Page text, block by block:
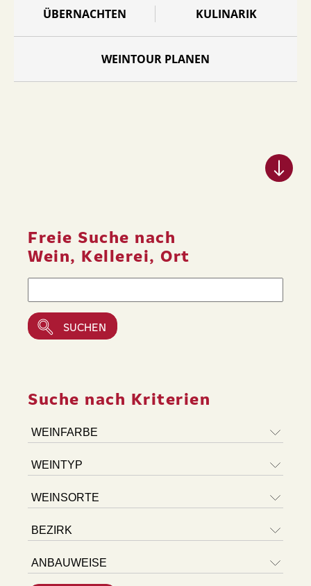
ÜBERNACHTEN KULINARIK
WEINTOUR PLANEN
Freie Suche nach
Wein, Kellerei, Ort
Suche nach Kriterien